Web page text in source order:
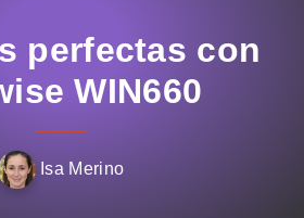
perfectas con
WIN660
Isa Merino